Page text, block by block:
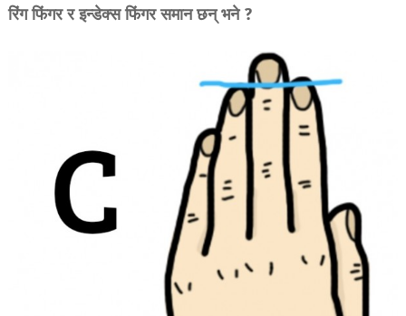
रिंग फिंगर र इन्डेक्स फिंगर समान छन् भने ?